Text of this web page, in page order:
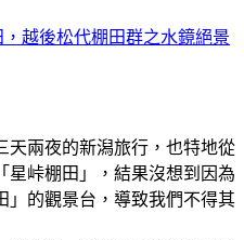
越後松代棚田群之水鏡絕景
天兩夜的新潟旅行，也特地從
星峠棚田」，結果沒想到因為
」的觀景台，導致我們不得其